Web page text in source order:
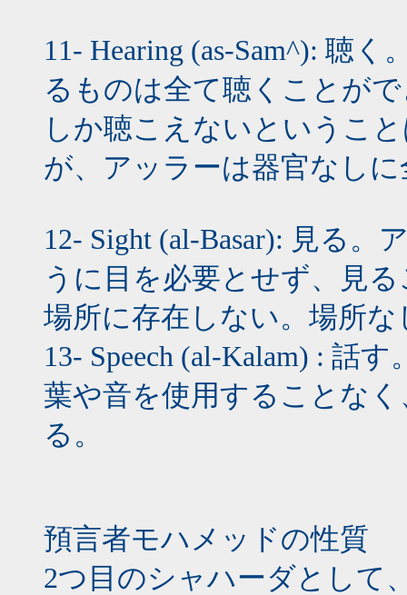
11- Hearing (as-Sam^): 聴
るものは全て聴くことが
しか聴こえないというこ
が、アッラーは器官なし
12- Sight (al-Basar): 見る
うに目を必要とせず、見
場所に存在しない。場所
13- Speech (al-Kalam) : 話
葉や音を使用することな
る。
預言者モハメッドの性質
2つ目のシャハーダとして